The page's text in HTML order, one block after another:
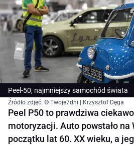
Peel-50, najmniejszy samochód świata
Źródło zdjęć: © Twoje7dni | Krzysztof Dęga
Peel P50 to prawdziwa
motoryzacji. Auto powstało na
początku lat 60. XX wieku, a